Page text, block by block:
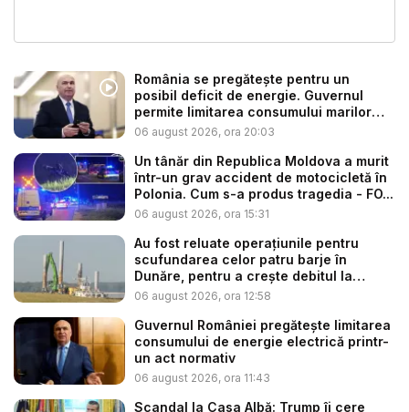
România se pregătește pentru un
posibil deficit de energie. Guvernul
permite limitarea consumului marilor
co...
06 august 2026, ora 20:03
Un tânăr din Republica Moldova a murit
într-un grav accident de motocicletă în
Polonia. Cum s-a produs tragedia - FO...
06 august 2026, ora 15:31
Au fost reluate operațiunile pentru
scufundarea celor patru barje în
Dunăre, pentru a crește debitul la
cent...
06 august 2026, ora 12:58
Guvernul României pregătește limitarea
consumului de energie electrică printr-
un act normativ
06 august 2026, ora 11:43
Scandal la Casa Albă: Trump îi cere